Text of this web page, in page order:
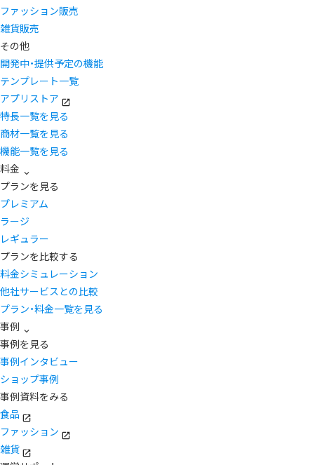
ファッション販売
雑貨販売
その他
開発中・提供予定の機能
テンプレート一覧
アプリストア
特長一覧を見る
商材一覧を見る
機能一覧を見る
料金
プランを見る
プレミアム
ラージ
レギュラー
プランを比較する
料金シミュレーション
他社サービスとの比較
プラン・料金一覧を見る
事例
事例を見る
事例インタビュー
ショップ事例
事例資料をみる
食品
ファッション
雑貨